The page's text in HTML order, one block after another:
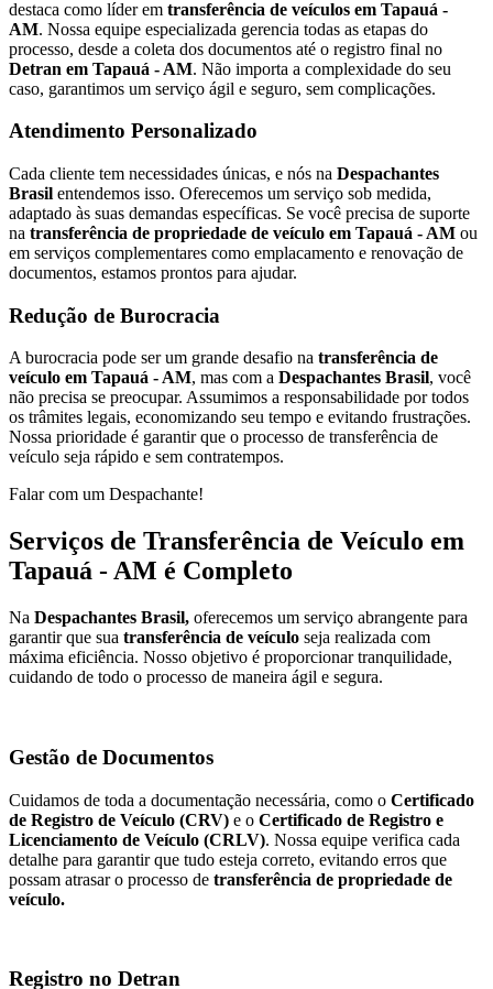
destaca como líder em transferência de veículos em Tapauá -
AM. Nossa equipe especializada gerencia todas as etapas do
processo, desde a coleta dos documentos até o registro final no
Detran em Tapauá - AM. Não importa a complexidade do seu
caso, garantimos um serviço ágil e seguro, sem complicações.
Atendimento Personalizado
Cada cliente tem necessidades únicas, e nós na Despachantes
Brasil entendemos isso. Oferecemos um serviço sob medida,
adaptado às suas demandas específicas. Se você precisa de suporte
na transferência de propriedade de veículo em Tapauá - AM ou
em serviços complementares como emplacamento e renovação de
documentos, estamos prontos para ajudar.
Redução de Burocracia
A burocracia pode ser um grande desafio na transferência de
veículo em Tapauá - AM, mas com a Despachantes Brasil, você
não precisa se preocupar. Assumimos a responsabilidade por todos
os trâmites legais, economizando seu tempo e evitando frustrações.
Nossa prioridade é garantir que o processo de transferência de
veículo seja rápido e sem contratempos.
Falar com um Despachante!
Serviços de Transferência de Veículo em
Tapauá - AM é Completo
Na Despachantes Brasil, oferecemos um serviço abrangente para
garantir que sua transferência de veículo seja realizada com
máxima eficiência. Nosso objetivo é proporcionar tranquilidade,
cuidando de todo o processo de maneira ágil e segura.
Gestão de Documentos
Cuidamos de toda a documentação necessária, como o Certificado
de Registro de Veículo (CRV) e o Certificado de Registro e
Licenciamento de Veículo (CRLV). Nossa equipe verifica cada
detalhe para garantir que tudo esteja correto, evitando erros que
possam atrasar o processo de transferência de propriedade de
veículo.
Registro no Detran